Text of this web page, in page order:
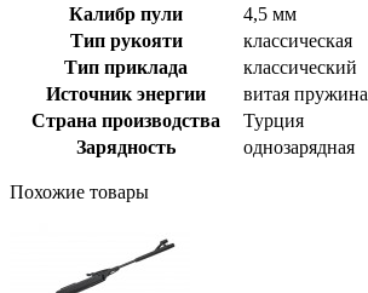
Калибр пули
4,5 мм
Тип рукояти
классическая
Тип приклада
классический
Источник энергии
витая пружина
Страна производства
Турция
Зарядность
однозарядная
Похожие товары